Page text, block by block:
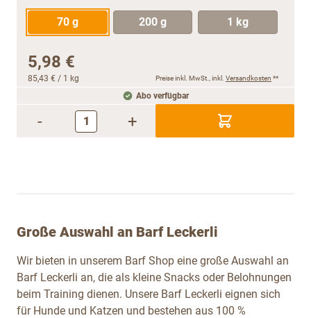
70 g 200 g 1 kg
5,98 €
85,43 € / 1 kg Preise inkl. MwSt., inkl. Versandkosten **
Abo verfügbar
- +
Große Auswahl an Barf Leckerli
Wir bieten in unserem Barf Shop eine große Auswahl an
Barf Leckerli an, die als kleine Snacks oder Belohnungen
beim Training dienen. Unsere Barf Leckerli eignen sich
für Hunde und Katzen und bestehen aus 100 %